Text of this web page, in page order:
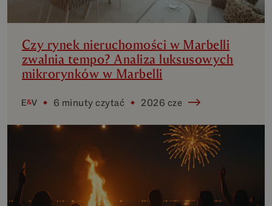
Czy rynek nieruchomości w Marbelli
zwalnia tempo? Analiza luksusowych
mikrorynków w Marbelli
6 minuty czytać 2026 cze